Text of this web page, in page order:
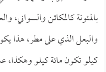
بالمئونة كالمكائن والسواني،
والبعل الذي على مطر، هذا
كيلو تكون مائة كيلو وهكذا،